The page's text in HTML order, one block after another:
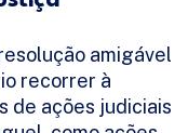
amigável
recorrer à
de ações judiciais